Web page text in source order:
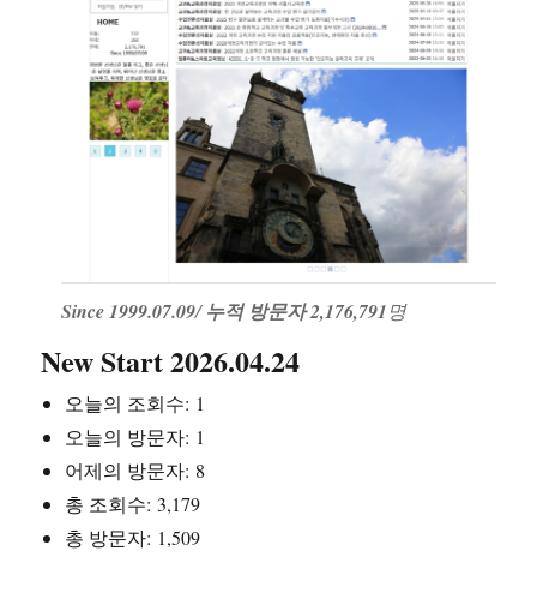
Since 1999.07.09/누적 방문자 2,176,791명
New Start 2026.04.24
오늘의 조회수: 1
오늘의 방문자: 1
어제의 방문자: 8
총 조회수: 3,179
총 방문자: 1,509